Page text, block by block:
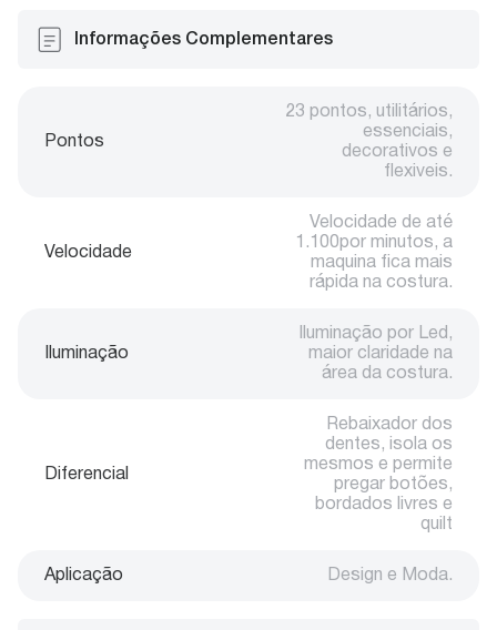
Informações Complementares
Pontos
23 pontos, utilitários,
essenciais,
decorativos e
flexiveis.
Velocidade
Velocidade de até
1.100por minutos, a
maquina fica mais
rápida na costura.
Iluminação
Iluminação por Led,
maior claridade na
área da costura.
Diferencial
Rebaixador dos
dentes, isola os
mesmos e permite
pregar botões,
bordados livres e
quilt
Aplicação Design e Moda.